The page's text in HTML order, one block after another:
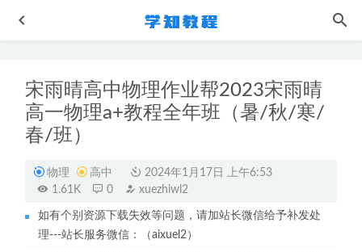
宋雨晴高中物理作业帮2023宋雨晴
高一物理a+教程全年班（暑/秋/寒/
春/班）
物理 高中
2024年1月17日 上午6:53
1.61K
0 xuezhiwl2
如有个别资源下载失效等问题，请加站长微信给予补发处
理---站长服务微信：（aixuel2）
万门中学曹炜高中数学视频教程全套
高中语文网课资源教程22年乘风高考语文视频教程+讲义一
轮二轮复习全年联报班
2022-08-30